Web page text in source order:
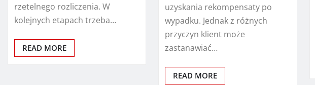
rzetelnego rozliczenia. W
kolejnych etapach trzeba…
READ MORE
uzyskania rekompensaty po
wypadku. Jednak z różnych
przyczyn klient może
zastanawiać…
READ MORE